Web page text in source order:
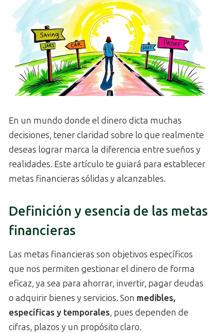
En un mundo donde el dinero dicta muchas
decisiones, tener claridad sobre lo que realmente
deseas lograr marca la diferencia entre sueños y
realidades. Este artículo te guiará para establecer
metas financieras sólidas y alcanzables.
Definición y esencia de las metas
financieras
Las metas financieras son objetivos específicos
que nos permiten gestionar el dinero de forma
eficaz, ya sea para ahorrar, invertir, pagar deudas
o adquirir bienes y servicios. Son medibles,
específicas y temporales, pues dependen de
cifras, plazos y un propósito claro.